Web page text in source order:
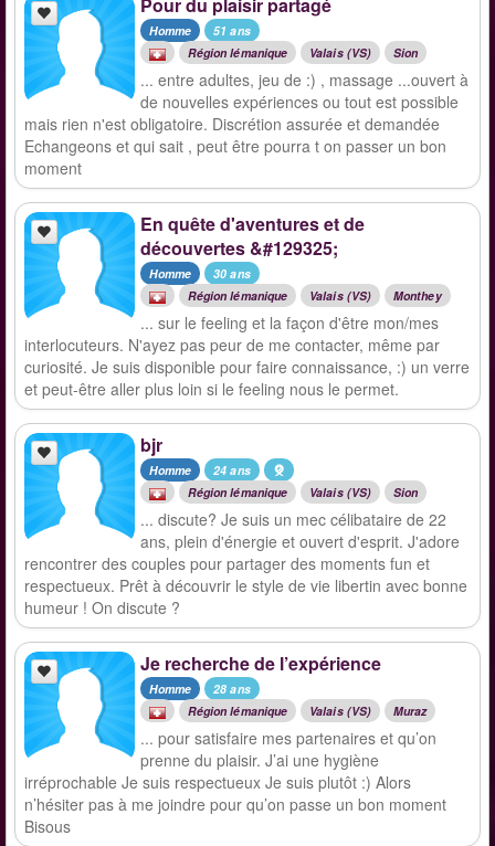
Homme
51 ans
Région lémanique
Valais (VS) Sion
... entre adultes, jeu de :) , massage ...ouvert à
de nouvelles expériences ou tout est possible
mais rien n'est obligatoire. Discrétion assurée et demandée
Echangeons et qui sait , peut être pourra t on passer un bon
moment
En quête d'aventures et de
découvertes &#129325;
Homme
30 ans
Région lémanique
Valais (VS) Monthey
... sur le feeling et la façon d'être mon/mes
interlocuteurs. N'ayez pas peur de me contacter, même par
curiosité. Je suis disponible pour faire connaissance, :) un verre
et peut-être aller plus loin si le feeling nous le permet.
bjr
Homme
24 ans
Région lémanique
Valais (VS) Sion
... discute? Je suis un mec célibataire de 22
ans, plein d'énergie et ouvert d'esprit. J'adore
rencontrer des couples pour partager des moments fun et
respectueux. Prêt à découvrir le style de vie libertin avec bonne
humeur ! On discute ?
Je recherche de l’expérience
Homme
28 ans
Région lémanique
Valais (VS) Muraz
... pour satisfaire mes partenaires et qu’on
prenne du plaisir. J’ai une hygiène
irréprochable Je suis respectueux Je suis plutôt :) Alors
n’hésiter pas à me joindre pour qu’on passe un bon moment
Bisous